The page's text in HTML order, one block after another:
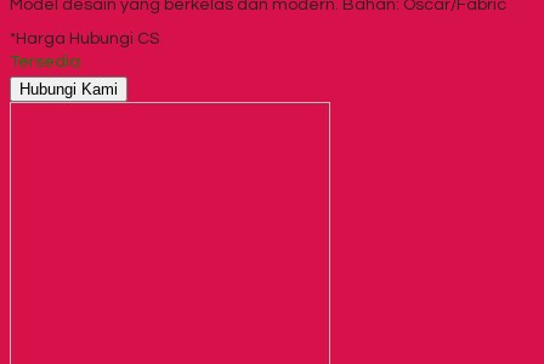
Model desain yang berkelas dan modern. Bahan: Oscar/Fabric
*Harga Hubungi CS
Tersedia
Hubungi Kami